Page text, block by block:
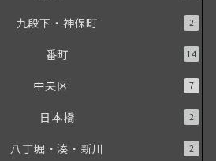
九段下・神保町 2
番町 14
中央区 7
日本橋 2
八丁堀・湊・新川 2